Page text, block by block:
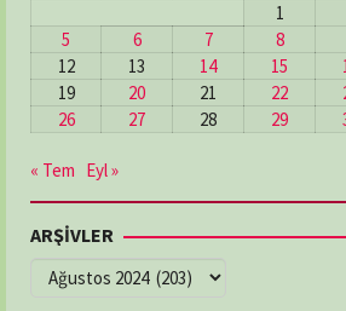
1
5
6 7 8
12
13 14 15
19
20 21 22
26
27 28 29
« Tem Eyl »
ARŞİVLER
ARŞİVLER